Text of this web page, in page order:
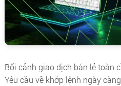
Bối cảnh giao dịch bán lẻ toàn
Yêu cầu về khớp lệnh ngày